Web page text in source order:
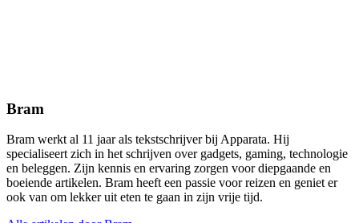
Bram
Bram werkt al 11 jaar als tekstschrijver bij Apparata. Hij
specialiseert zich in het schrijven over gadgets, gaming, technologie
en beleggen. Zijn kennis en ervaring zorgen voor diepgaande en
boeiende artikelen. Bram heeft een passie voor reizen en geniet er
ook van om lekker uit eten te gaan in zijn vrije tijd.